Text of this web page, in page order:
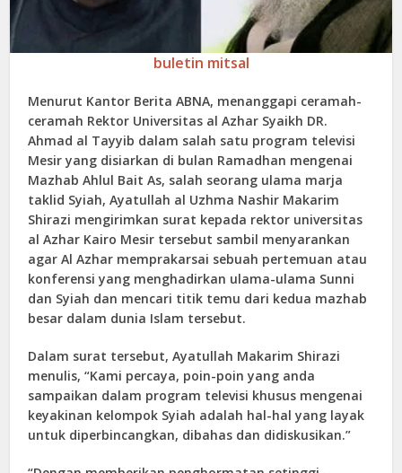
buletin mitsal
Menurut Kantor Berita ABNA, menanggapi ceramah-
ceramah Rektor Universitas al Azhar Syaikh DR.
Ahmad al Tayyib dalam salah satu program televisi
Mesir yang disiarkan di bulan Ramadhan mengenai
Mazhab Ahlul Bait As, salah seorang ulama marja
taklid Syiah, Ayatullah al Uzhma Nashir Makarim
Shirazi mengirimkan surat kepada rektor universitas
al Azhar Kairo Mesir tersebut sambil menyarankan
agar Al Azhar memprakarsai sebuah pertemuan atau
konferensi yang menghadirkan ulama-ulama Sunni
dan Syiah dan mencari titik temu dari kedua mazhab
besar dalam dunia Islam tersebut.
Dalam surat tersebut, Ayatullah Makarim Shirazi
menulis, “Kami percaya, poin-poin yang anda
sampaikan dalam program televisi khusus mengenai
keyakinan kelompok Syiah adalah hal-hal yang layak
untuk diperbincangkan, dibahas dan didiskusikan.”